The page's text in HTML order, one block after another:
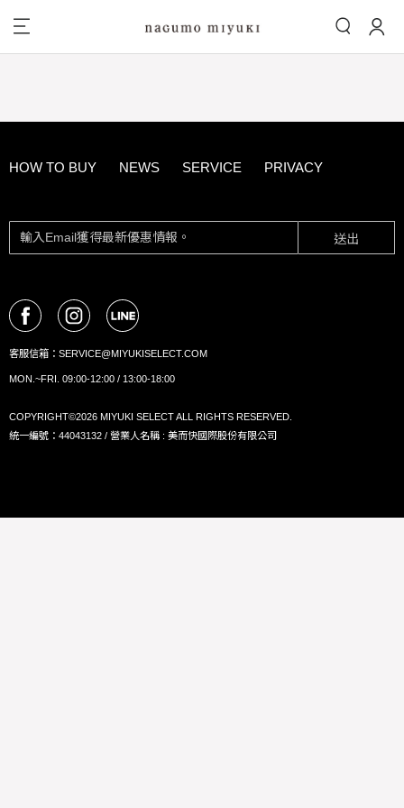
HOW TO BUY NEWS SERVICE PRIVACY
送出
客服信箱： SERVICE@MIYUKISELECT.COM
MON.~FRI. 09:00-12:00 / 13:00-18:00
COPYRIGHT©2026 MIYUKI SELECT ALL RIGHTS RESERVED.
統一編號：44043132 / 營業人名稱 : 美而快國際股份有限公司